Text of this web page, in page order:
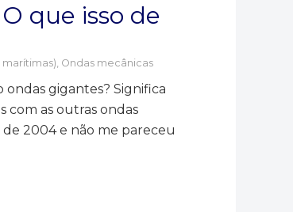
que isso de
, Ondas mecânicas
gigantes? Significa
com as outras ondas
2004 e não me pareceu